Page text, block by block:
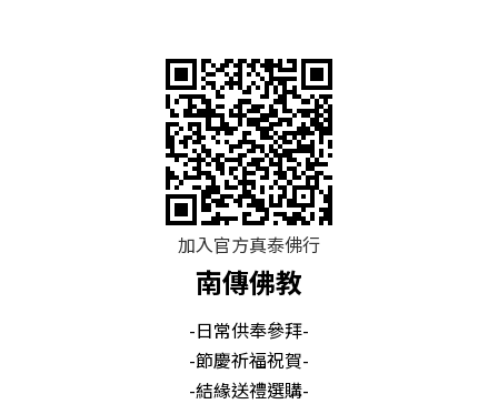
加入官方真泰佛行
南傳佛教
-日常供奉參拜-
-節慶祈福祝賀-
-結緣送禮選購-